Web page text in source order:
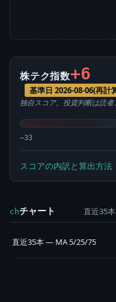
株テク指数+6
基準日 2026-08-06(再計
独自スコア。投資判断は読者
−33
スコアの内訳と算出方
chチャート 直近35
直近35本 — MA 5/25/75